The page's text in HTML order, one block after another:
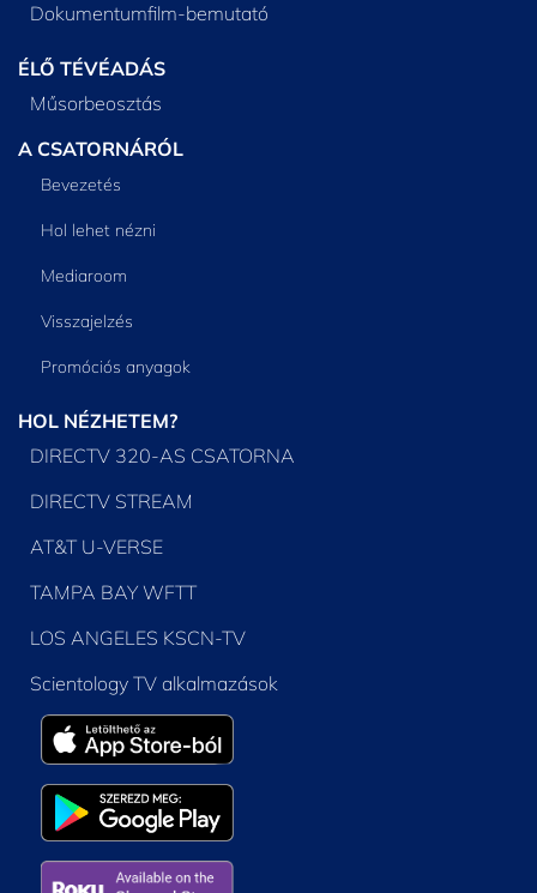
Dokumentumfilm-bemutató
ÉLŐ TÉVÉADÁS
Műsorbeosztás
A CSATORNÁRÓL
Bevezetés
Hol lehet nézni
Mediaroom
Visszajelzés
Promóciós anyagok
HOL NÉZHETEM?
DIRECTV 320-AS CSATORNA
DIRECTV STREAM
AT&T U-VERSE
TAMPA BAY WFTT
LOS ANGELES KSCN-TV
Scientology TV alkalmazások